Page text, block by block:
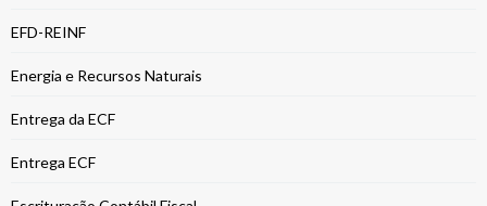
EFD-REINF
Energia e Recursos Naturais
Entrega da ECF
Entrega ECF